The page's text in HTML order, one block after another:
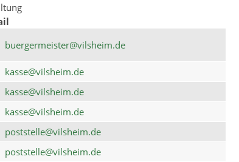
buergermeister@vilsheim.de
kasse@vilsheim.de
kasse@vilsheim.de
kasse@vilsheim.de
poststelle@vilsheim.de
poststelle@vilsheim.de